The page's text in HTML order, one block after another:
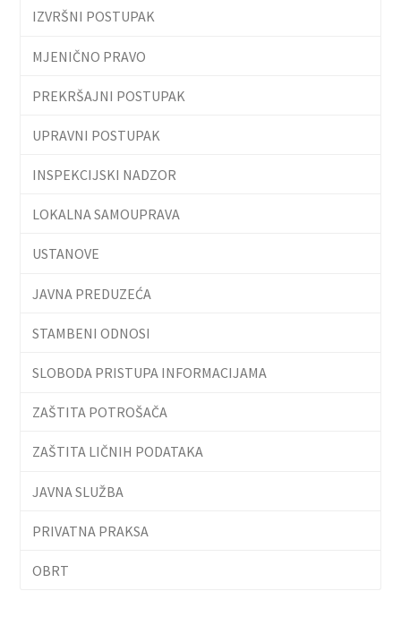
IZVRŠNI POSTUPAK
MJENIČNO PRAVO
PREKRŠAJNI POSTUPAK
UPRAVNI POSTUPAK
INSPEKCIJSKI NADZOR
LOKALNA SAMOUPRAVA
USTANOVE
JAVNA PREDUZEĆA
STAMBENI ODNOSI
SLOBODA PRISTUPA INFORMACIJAMA
ZAŠTITA POTROŠAČA
ZAŠTITA LIČNIH PODATAKA
JAVNA SLUŽBA
PRIVATNA PRAKSA
OBRT